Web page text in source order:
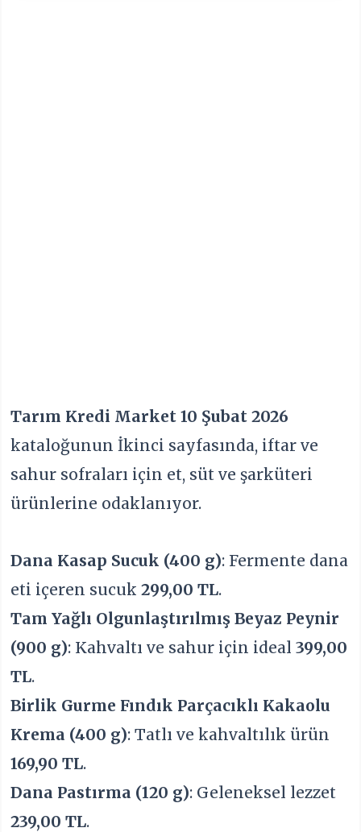
Tarım Kredi Market 10 Şubat 2026
kataloğunun İkinci sayfasında, iftar ve
sahur sofraları için et, süt ve şarküteri
ürünlerine odaklanıyor.
Dana Kasap Sucuk (400 g): Fermente dana
eti içeren sucuk299,00 TL.
Tam Yağlı Olgunlaştırılmış Beyaz Peynir
(900 g): Kahvaltı ve sahur için ideal399,00
TL.
Birlik Gurme Fındık Parçacıklı Kakaolu
Krema (400 g): Tatlı ve kahvaltılık ürün
169,90 TL.
Dana Pastırma (120 g): Geleneksel lezzet
239,00 TL.